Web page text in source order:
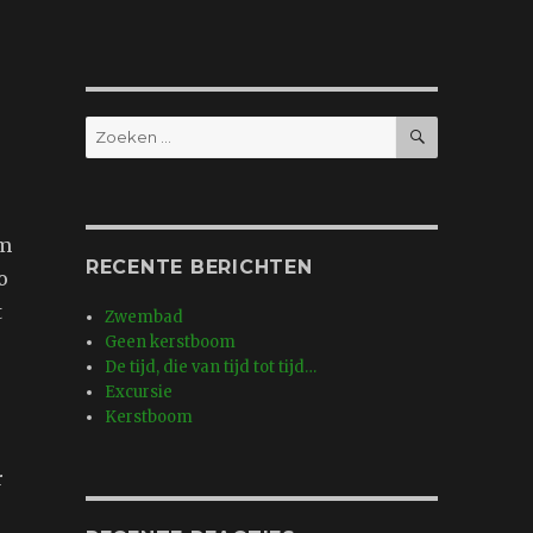
Zoeken
naar:
ZOEKEN
RECENTE BERICHTEN
Zwembad
Geen kerstboom
De tijd, die van tijd tot tijd…
Excursie
Kerstboom